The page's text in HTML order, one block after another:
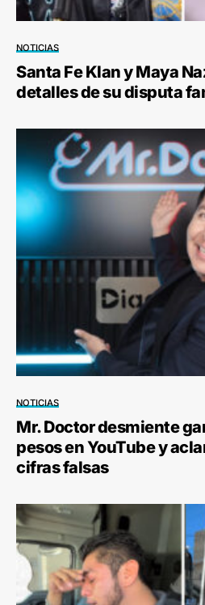
NOTICIAS
Santa Fe Klan y Maya
detalles de su disputa
NOTICIAS
Mr. Doctor desmiente
pesos en YouTube y
cifras falsas